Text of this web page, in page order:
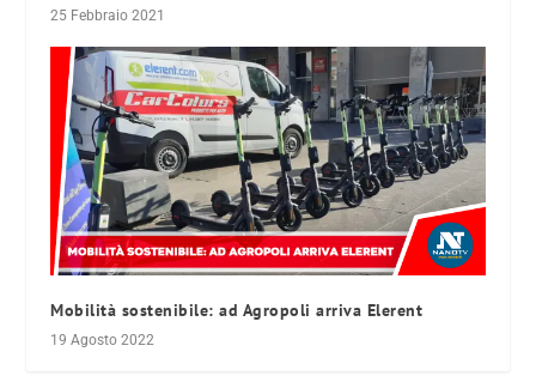
25 Febbraio 2021
Mobilità sostenibile: ad Agropoli arriva Elerent
19 Agosto 2022